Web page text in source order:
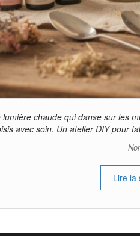
chaude qui danse sur les
avec soin. Un atelier DIY pour
Lire la